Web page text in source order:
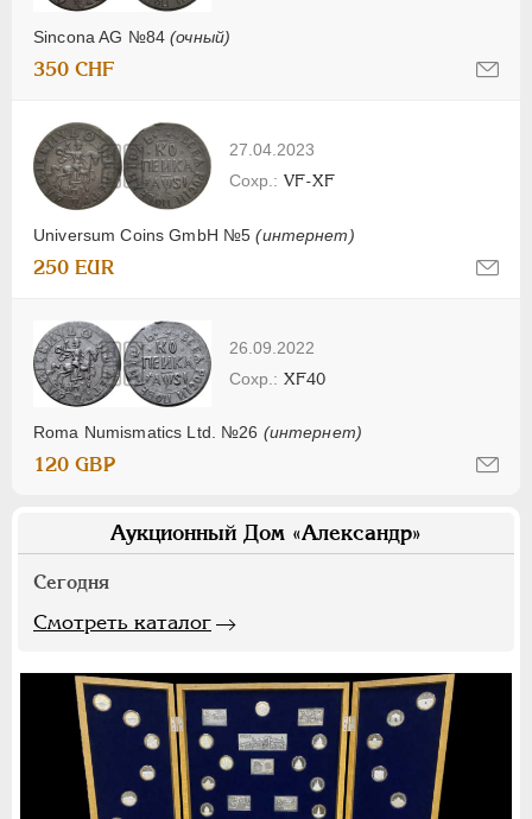
Sincona AG №84(очный)
350 CHF
27.04.2023
Universum Coins GmbH №5(интернет)
VF-XF
250 EUR
26.09.2022
Roma Numismatics Ltd. №26 (интернет)
XF40
120 GBP
Аукционный Дом «Александр»
Сегодня
Смотреть каталог